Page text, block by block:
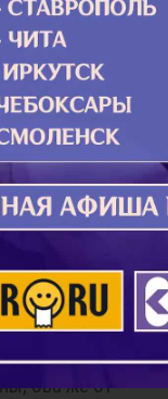
псаломское,
шествия Бога
небесную
идеже Дух
селение
Писание,
Свят храм
воспоим вси о
была еси ко храму,
ова же от